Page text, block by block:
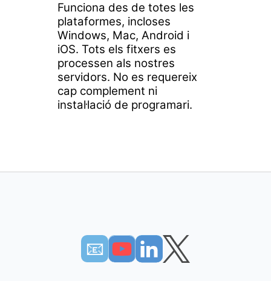
Funciona des de totes les
plataformes, incloses
Windows, Mac, Android i
iOS. Tots els fitxers es
processen als nostres
servidors. No es requereix
cap complement ni
instal·lació de programari.
📧︎